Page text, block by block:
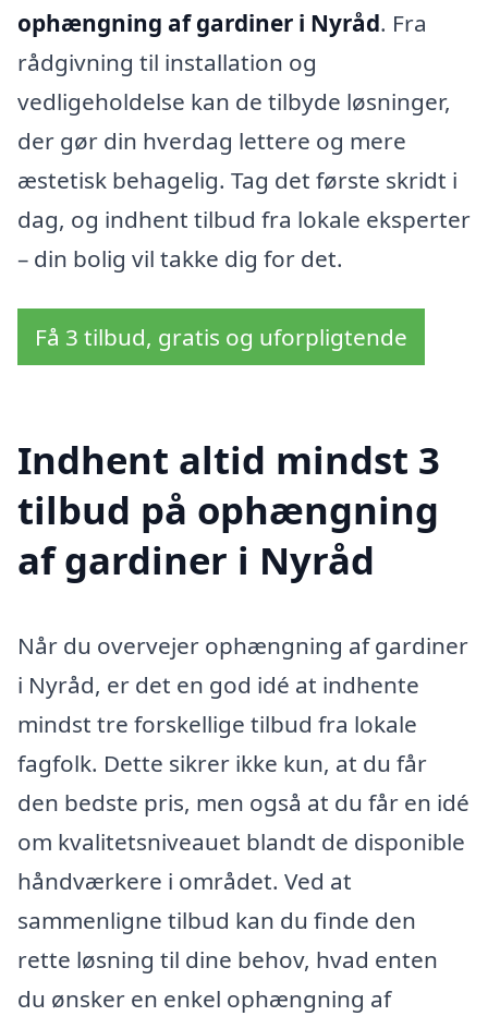
ophængning af gardiner i Nyråd. Fra
rådgivning til installation og
vedligeholdelse kan de tilbyde løsninger,
der gør din hverdag lettere og mere
æstetisk behagelig. Tag det første skridt i
dag, og indhent tilbud fra lokale eksperter
– din bolig vil takke dig for det.
Få 3 tilbud, gratis og uforpligtende
Indhent altid mindst 3
tilbud på ophængning
af gardiner i Nyråd
Når du overvejer ophængning af gardiner
i Nyråd, er det en god idé at indhente
mindst tre forskellige tilbud fra lokale
fagfolk. Dette sikrer ikke kun, at du får
den bedste pris, men også at du får en idé
om kvalitetsniveauet blandt de disponible
håndværkere i området. Ved at
sammenligne tilbud kan du finde den
rette løsning til dine behov, hvad enten
du ønsker en enkel ophængning af